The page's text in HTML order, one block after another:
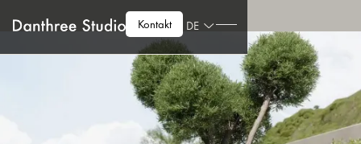
Kontakt DE